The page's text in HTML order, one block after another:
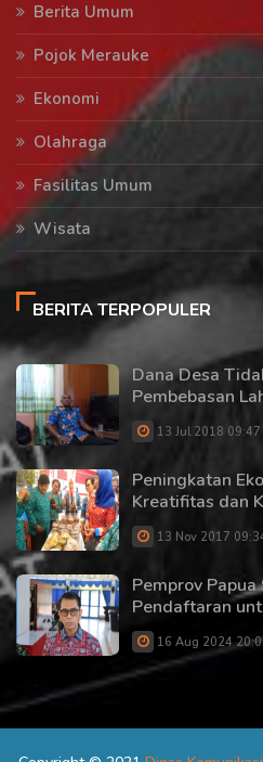
Berita Umum
Pojok Merauke
Ekonomi
Olahraga
Fasilitas Umum
Wisata
BERITA TERPOPULER
Dana Desa
Pembebasan
13 Jul 2018 09:47
Peningkatan
Kreatifitas dan
13 Nov 2017
Pemprov
Pendaftaran
16 Aug 2024